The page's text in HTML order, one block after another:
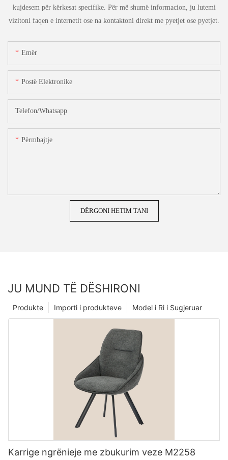
kujdesem për kërkesat specifike. Për më shumë informacion, ju lutemi
vizitoni faqen e internetit ose na kontaktoni direkt me pyetjet ose pyetjet.
Emër
Postë Elektronike
Telefon/whatsapp
Përmbajtje
DËRGONI HETIM TANI
JU MUND TË DËSHIRONI
Model i Ri i Sugjeruar
Importi i produkteve
Produkte
Karrige ngrënieje me zbukurim veze M2258